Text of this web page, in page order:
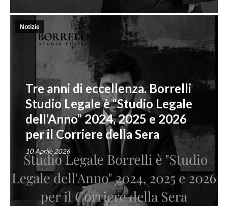
Notizie
Tre anni di eccellenza. Borrelli
Studio Legale è “Studio Legale
dell’Anno” 2024, 2025 e 2026
per il Corriere della Sera
10 Aprile 2026